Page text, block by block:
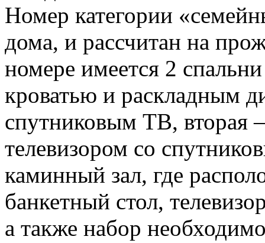
Номер категории
дома, и рассчитан на
номере имеется 2
кроватью и раскладным
спутниковым ТВ, вторая
телевизором со
каминный зал, где
банкетный стол,
а также набор